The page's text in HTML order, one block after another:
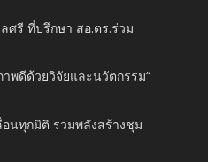
ศรี ที่ปรึกษา สอ.ตร.ร่วม
าพดีด้วยวิจัยและนวัตกรรม“
อนทุกมิติ รวมพลังสร้างชุม